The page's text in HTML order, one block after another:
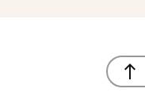
north